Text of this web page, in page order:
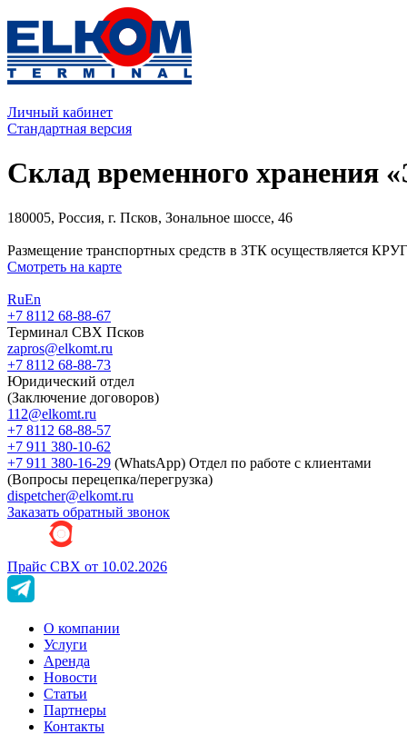
Личный кабинет
Стандартная версия
Склад временного хранения
180005, Россия, г. Псков, Зональное шоссе, 46
Размещение транспортных средств в ЗТК осуществляется
Смотреть на карте
RuEn
+7 8112 68-88-67
Терминал СВХ Псков
zapros@elkomt.ru
+7 8112 68-88-73
Юридический отдел
(Заключение договоров)
112@elkomt.ru
+7 8112 68-88-57
+7 911 380-10-62
+7 911 380-16-29 (WhatsApp) Отдел по работе с клиентами
(Вопросы перецепка/перегрузка)
dispetcher@elkomt.ru
Заказать обратный звонок
Прайс СВХ от 10.02.2026
О компании
Услуги
Аренда
Новости
Статьи
Партнеры
Контакты